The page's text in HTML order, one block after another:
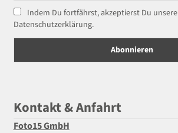
Indem Du fortfährst, akzeptierst Du unsere
Datenschutzerklärung.
Kontakt & Anfahrt
Foto15 GmbH